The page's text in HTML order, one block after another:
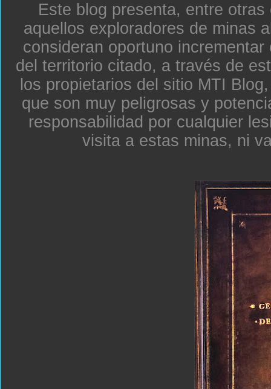
Este blog presenta, entre
aquellos exploradores de minas
consideran oportuno
del territorio citado, a través de
los propietarios del sitio MTI
que son muy peligrosas y
responsabilidad por cualquier
visita a estas minas, ni